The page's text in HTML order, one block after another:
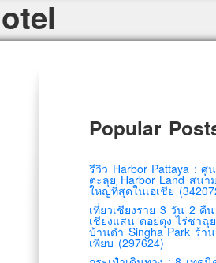
Popular
รีวิว Harbor Pattaya : ศู
ตะลุย Harbor Land สนา
ใหญ่ที่สุดในเอเชีย
เที่ยวเชียงราย 3 วัน 2 คื
เชียงแสน ดอยตุง ไร่ชาฉุ
บ้านดำ Singha Park ร้า
เพียบ (297624)